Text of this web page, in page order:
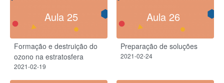
Aula 25
Formação e destruição do
ozono na estratosfera
2021-02-19
Aula 26
Preparação de soluções
2021-02-24